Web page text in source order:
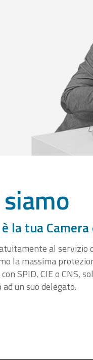
la tua
al
la massima
con SPID, CIE o CNS,
ad un suo delegato.